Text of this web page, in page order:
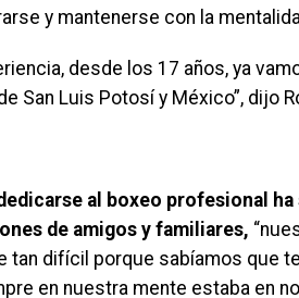
y mantenerse con la
desde los 17 años, ya
San Luis Potosí y México”, dijo
al boxeo profesional
de amigos y familiares,
tan difícil porque sabíamos que
en nuestra mente estaba en